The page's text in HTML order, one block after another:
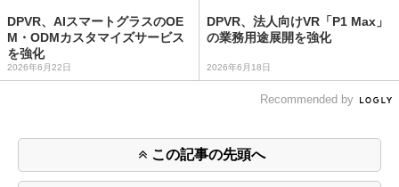
DPVR、AIスマートグラスのOE
M・ODMカスタマイズサービス
を強化
2026年6月22日
DPVR、法人向けVR「P1 Max」
の業務用途展開を強化
2026年6月18日
Recommended by
この記事の先頭へ